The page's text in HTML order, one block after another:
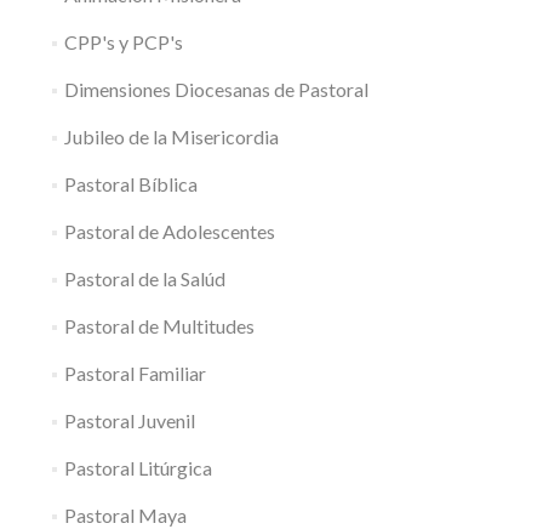
CPP's y PCP's
Dimensiones Diocesanas de Pastoral
Jubileo de la Misericordia
Pastoral Bíblica
Pastoral de Adolescentes
Pastoral de la Salúd
Pastoral de Multitudes
Pastoral Familiar
Pastoral Juvenil
Pastoral Litúrgica
Pastoral Maya